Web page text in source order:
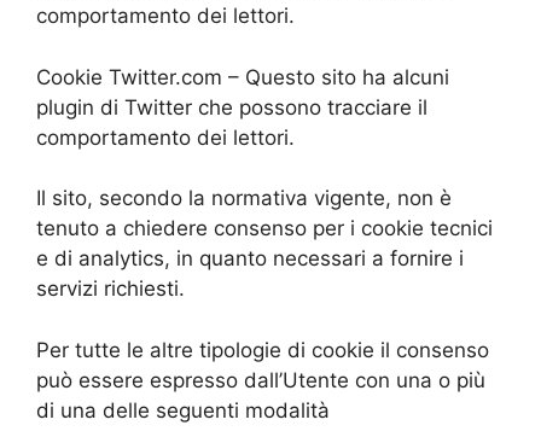
comportamento dei lettori.
Cookie Twitter.com – Questo sito ha alcuni
plugin di Twitter che possono tracciare il
comportamento dei lettori.
Il sito, secondo la normativa vigente, non è
tenuto a chiedere consenso per i cookie tecnici
e di analytics, in quanto necessari a fornire i
servizi richiesti.
Per tutte le altre tipologie di cookie il consenso
può essere espresso dall’Utente con una o più
di una delle seguenti modalità